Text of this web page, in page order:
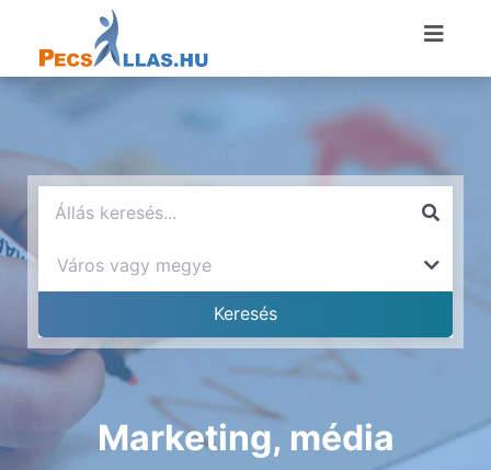
Marketing, média